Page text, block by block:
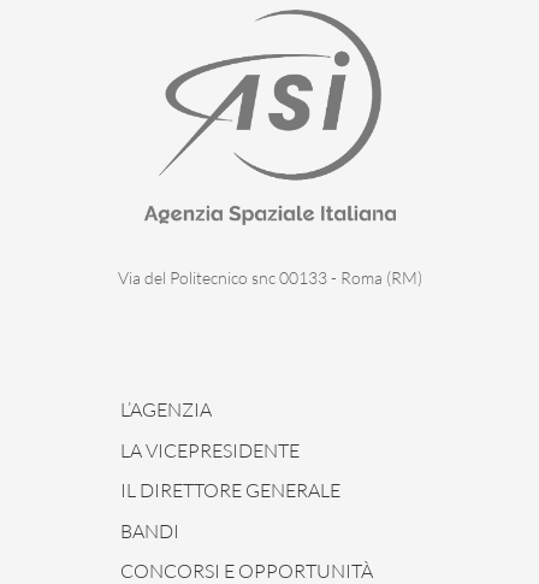
Via del Politecnico snc 00133 - Roma (RM)
L’AGENZIA
LA VICEPRESIDENTE
IL DIRETTORE GENERALE
BANDI
CONCORSI E OPPORTUNITÀ